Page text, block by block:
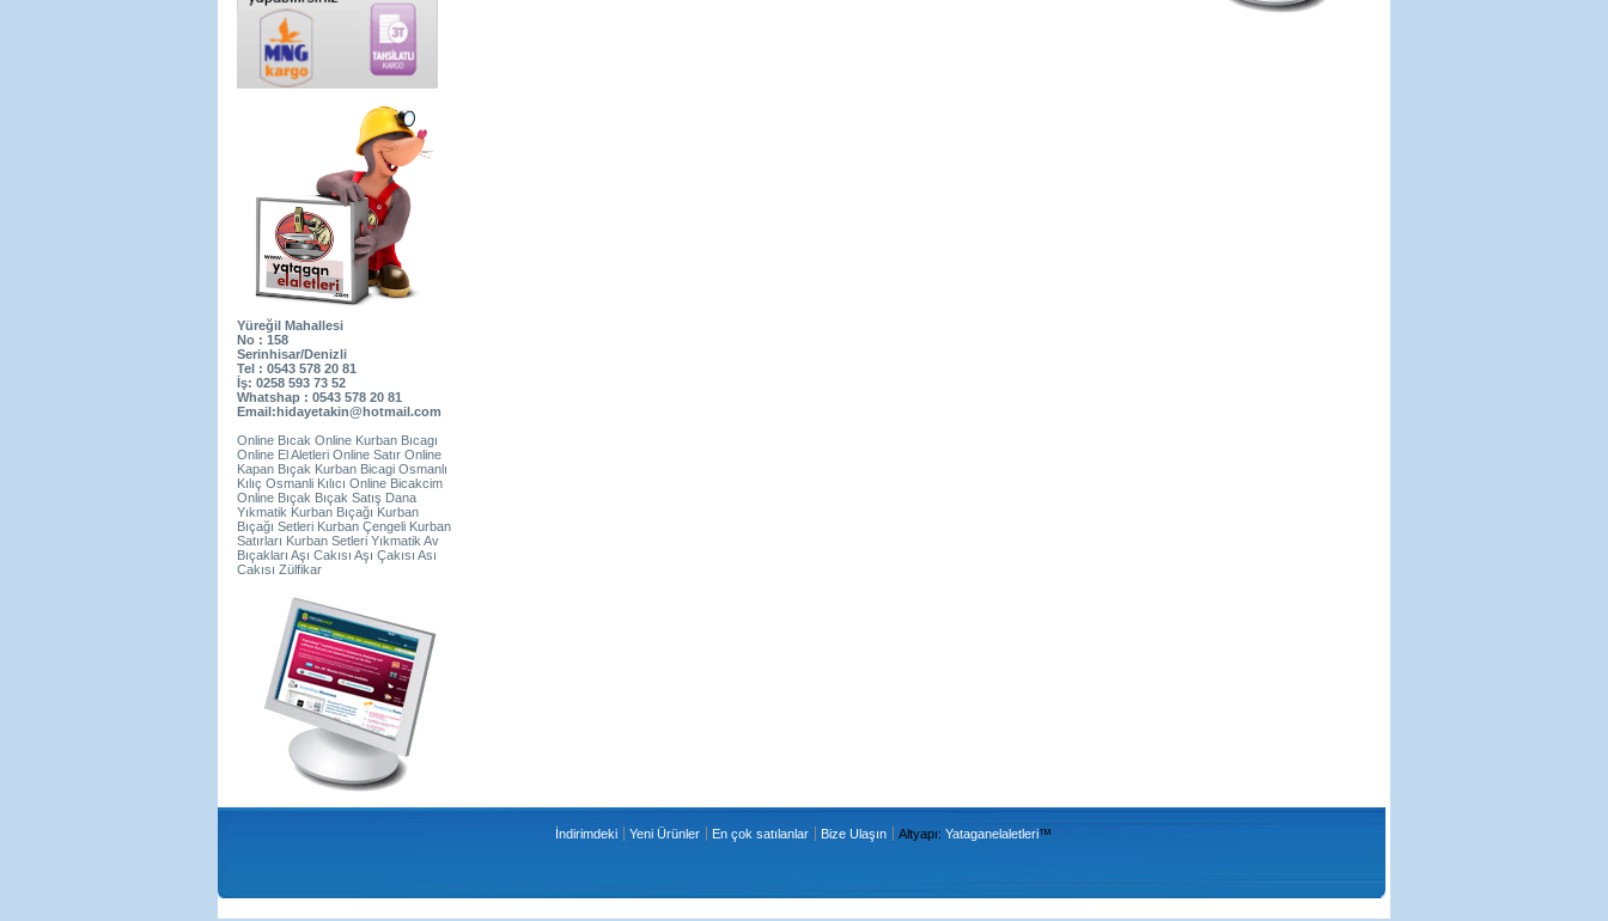
Yüreğil Mahallesi
No : 158
Serinhisar/Denizli
Tel : 0543 578 20 81
İş: 0258 593 73 52
Whatshap : 0543 578 20 81
Email:hidayetakin@hotmail.com
Online Bıcak Online Kurban Bıcagı
Online El Aletleri Online Satır Online
Kapan Bıçak Kurban Bicagi Osmanlı
Kılıç Osmanli Kılıcı Online Bicakcim
Online Bıçak Bıçak Satış Dana
Yıkmatik Kurban Bıçağı Kurban
Bıçağı Setleri Kurban Çengeli Kurban
Satırları Kurban Setleri Yıkmatik Av
Bıçakları Aşı Cakısı Aşı Çakısı Ası
Cakısı Zülfikar
İndirimdeki Yeni Ürünler En çok satılanlar Bize Ulaşın Altyapı: Yataganelaletleri™